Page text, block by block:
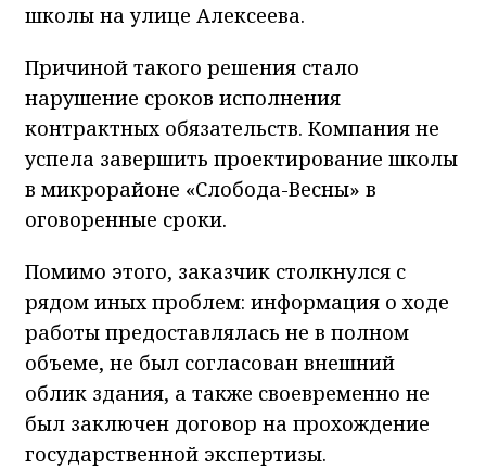
школы на улице Алексеева.
Причиной такого решения стало
нарушение сроков исполнения
контрактных обязательств. Компания не
успела завершить проектирование школы
в микрорайоне «Слобода-Весны» в
оговоренные сроки.
Помимо этого, заказчик столкнулся с
рядом иных проблем: информация о ходе
работы предоставлялась не в полном
объеме, не был согласован внешний
облик здания, а также своевременно не
был заключен договор на прохождение
государственной экспертизы.